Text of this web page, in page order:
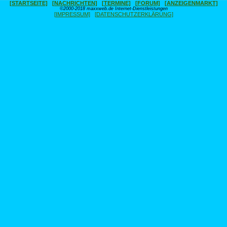
[STARTSEITE] [NACHRICHTEN] [TERMINE] [FORUM] [ANZEIGENMARKT]
©2000-2018 maxxweb.de Internet-Dienstleistungen
[IMPRESSUM] [DATENSCHUTZERKLÄRUNG]